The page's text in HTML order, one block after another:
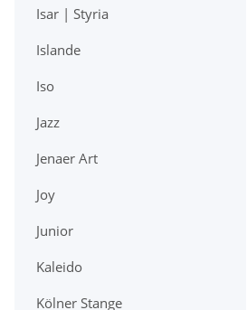
Isar | Styria
Islande
Iso
Jazz
Jenaer Art
Joy
Junior
Kaleido
Kölner Stange